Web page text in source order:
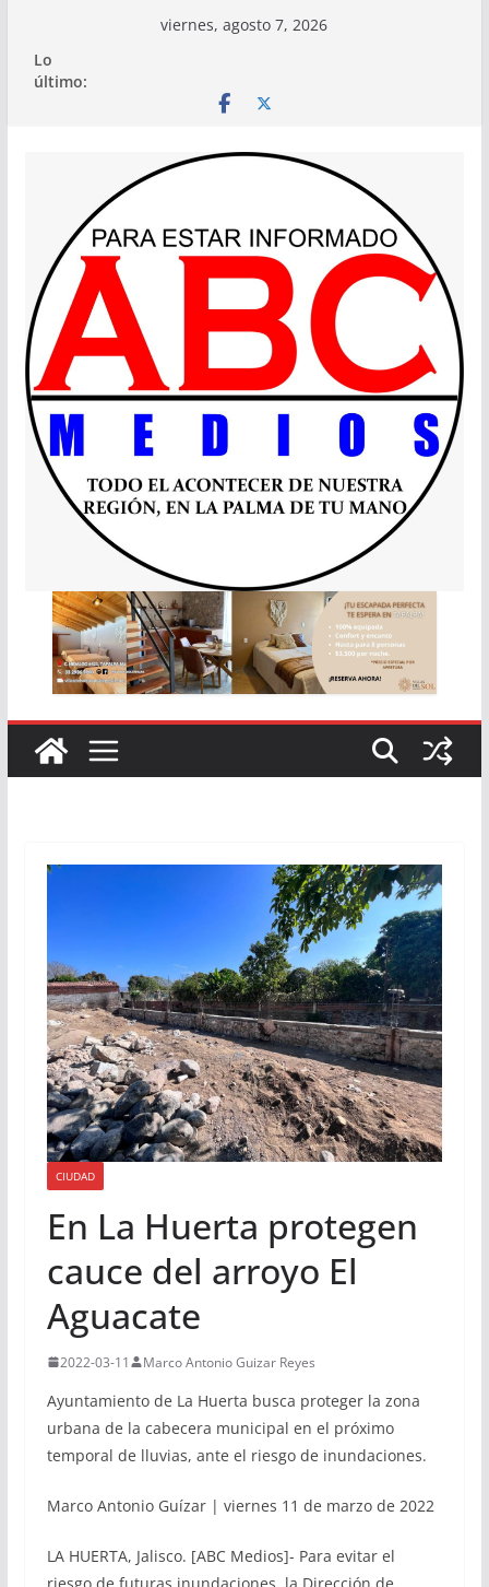
contenido
viernes, agosto 7, 2026
Lo
último:
CIUDAD
En La Huerta protegen
cauce del arroyo El
Aguacate
2022-03-11 Marco Antonio Guizar Reyes
Ayuntamiento de La Huerta busca proteger la zona
urbana de la cabecera municipal en el próximo
temporal de lluvias, ante el riesgo de inundaciones.
Marco Antonio Guízar | viernes 11 de marzo de 2022
LA HUERTA, Jalisco. [ABC Medios]- Para evitar el